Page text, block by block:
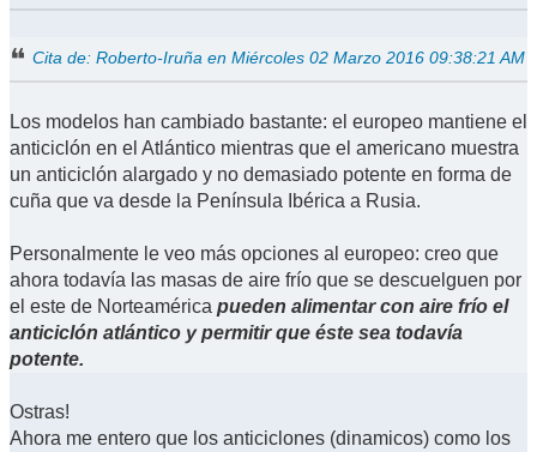
Cita de: Roberto-Iruña en Miércoles 02 Marzo 2016 09:38:21 AM
Los modelos han cambiado bastante: el europeo mantiene el
anticiclón en el Atlántico mientras que el americano muestra
un anticiclón alargado y no demasiado potente en forma de
cuña que va desde la Península Ibérica a Rusia.
Personalmente le veo más opciones al europeo: creo que
ahora todavía las masas de aire frío que se descuelguen por
el este de Norteamérica pueden alimentar con aire frío el
anticiclón atlántico y permitir que éste sea todavía
potente.
Ostras!
Ahora me entero que los anticiclones (dinamicos) como los